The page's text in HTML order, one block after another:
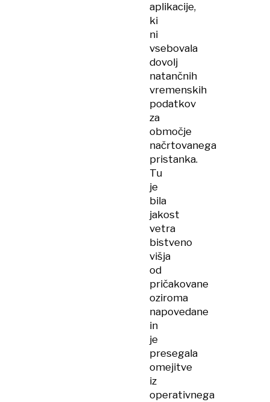
aplikacije,
ki
ni
vsebovala
dovolj
natančnih
vremenskih
podatkov
za
območje
načrtovanega
pristanka.
Tu
je
bila
jakost
vetra
bistveno
višja
od
pričakovane
oziroma
napovedane
in
je
presegala
omejitve
iz
operativnega